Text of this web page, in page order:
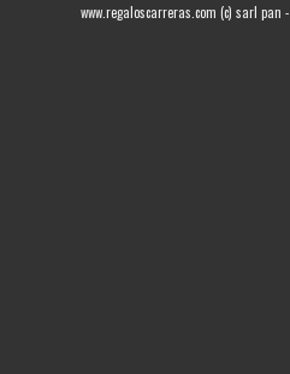
www.regaloscarreras.com (c) sarl pan -